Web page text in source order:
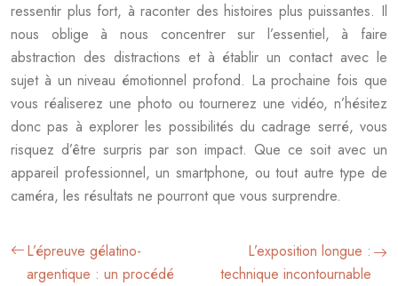
ressentir plus fort, à raconter des histoires plus puissantes. Il
nous oblige à nous concentrer sur l’essentiel, à faire
abstraction des distractions et à établir un contact avec le
sujet à un niveau émotionnel profond. La prochaine fois que
vous réaliserez une photo ou tournerez une vidéo, n’hésitez
donc pas à explorer les possibilités du cadrage serré, vous
risquez d’être surpris par son impact. Que ce soit avec un
appareil professionnel, un smartphone, ou tout autre type de
caméra, les résultats ne pourront que vous surprendre.
L’épreuve gélatino-
argentique : un procédé
L’exposition longue :
technique incontournable